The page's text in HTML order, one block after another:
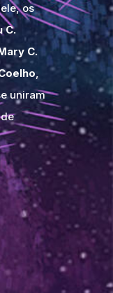
os
C.
C.
uniram